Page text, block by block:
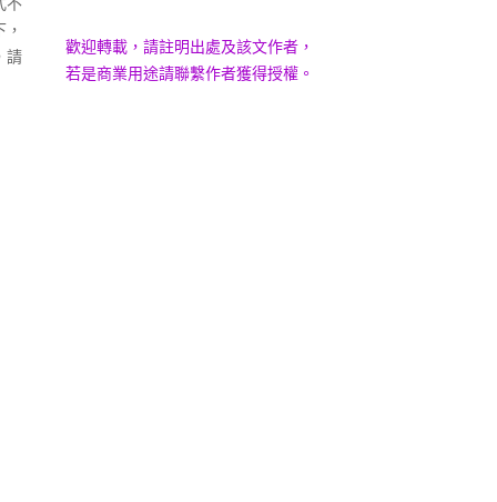
請
歡迎轉載，請註明出處及該文作者，
若是商業用途請聯繫作者獲得授權。